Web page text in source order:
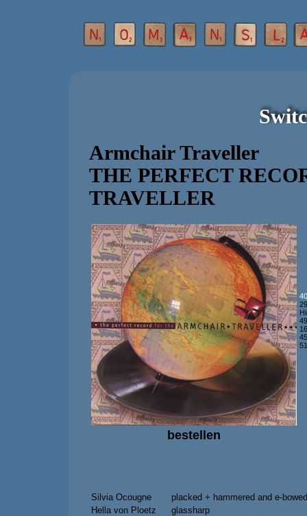
Armchair Traveller
THE PERFECT
TRAVELLER
bestellen
Silvia Ocougne
placked + hammered and e-
Hella von Ploetz
glassharp